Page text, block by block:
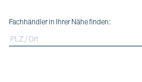
Fachhändler in Ihrer Nähe finden: